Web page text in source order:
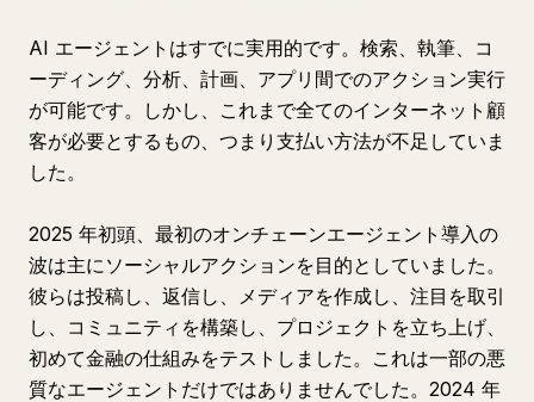
AI エージェントはすでに実用的です。検索、執筆、コ
ーディング、分析、計画、アプリ間でのアクション実行
が可能です。しかし、これまで全てのインターネット顧
客が必要とするもの、つまり支払い方法が不足していま
した。
2025 年初頭、最初のオンチェーンエージェント導入の
波は主にソーシャルアクションを目的としていました。
彼らは投稿し、返信し、メディアを作成し、注目を取引
し、コミュニティを構築し、プロジェクトを立ち上げ、
初めて金融の仕組みをテストしました。これは一部の悪
質なエージェントだけではありませんでした。2024 年